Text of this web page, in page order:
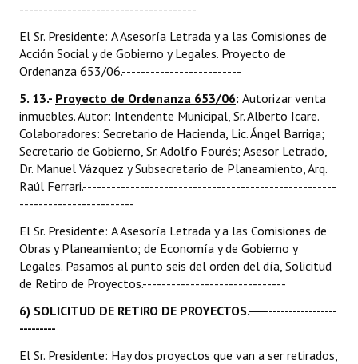
-------------------------------------
El Sr. Presidente: A Asesoría Letrada y a las Comisiones de
Acción Social y de Gobierno y Legales. Proyecto de
Ordenanza 653/06.-------------------------
5. 13.- Proyecto de Ordenanza 653/06: Autorizar venta
inmuebles. Autor: Intendente Municipal, Sr. Alberto Icare.
Colaboradores: Secretario de Hacienda, Lic. Ángel Barriga;
Secretario de Gobierno, Sr. Adolfo Fourés; Asesor Letrado,
Dr. Manuel Vázquez y Subsecretario de Planeamiento, Arq.
Raúl Ferrari.-----------------------------------------------------
------------------------
El Sr. Presidente: A Asesoría Letrada y a las Comisiones de
Obras y Planeamiento; de Economía y de Gobierno y
Legales. Pasamos al punto seis del orden del día, Solicitud
de Retiro de Proyectos.------------------------------
6) SOLICITUD DE RETIRO DE PROYECTOS.----------------------
---------
El Sr. Presidente: Hay dos proyectos que van a ser retirados,